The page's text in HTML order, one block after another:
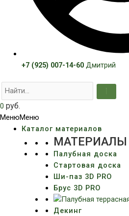
+7 (925) 007-14-60Дмитрий
0 руб.
МенюМеню
Каталог материалов
МАТЕРИАЛЫ
Палубная доска
Стартовая доска
Ши-паз 3D PRO
Брус 3D PRO
Декинг